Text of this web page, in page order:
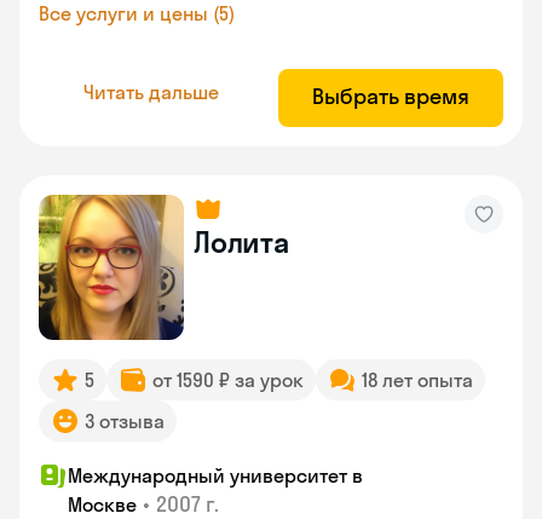
Все услуги и цены (5)
Читать дальше Выбрать время
Лолита
5 от 1590 ₽ за урок
18 лет опыта
3 отзыва
Международный университет в
Москве • 2007 г.